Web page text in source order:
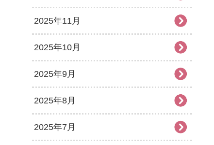
2025年11月
2025年10月
2025年9月
2025年8月
2025年7月